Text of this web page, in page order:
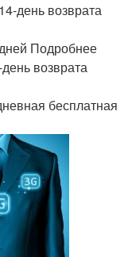
день возврата
Подробнее
возврата
бесплатная